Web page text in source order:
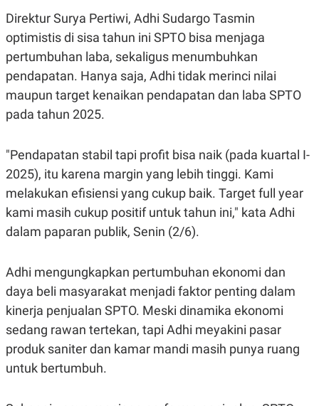
A
O
N
T
A
T
V
L
I
P
U
JARINGAN
K
O
T
A
N
A
E
M
R
S
S
R
E
S
E
I
AI
Direktur Surya Pertiwi, Adhi Sudargo Tasmin
optimistis di sisa tahun ini SPTO bisa menjaga
pertumbuhan laba, sekaligus menumbuhkan
pendapatan. Hanya saja, Adhi tidak merinci nilai
maupun target kenaikan pendapatan dan laba SPTO
pada tahun 2025.
"Pendapatan stabil tapi profit bisa naik (pada kuartal I-
2025), itu karena margin yang lebih tinggi. Kami
melakukan efisiensi yang cukup baik. Target full year
kami masih cukup positif untuk tahun ini," kata Adhi
dalam paparan publik, Senin (2/6).
Adhi mengungkapkan pertumbuhan ekonomi dan
daya beli masyarakat menjadi faktor penting dalam
kinerja penjualan SPTO. Meski dinamika ekonomi
sedang rawan tertekan, tapi Adhi meyakini pasar
produk saniter dan kamar mandi masih punya ruang
untuk bertumbuh.